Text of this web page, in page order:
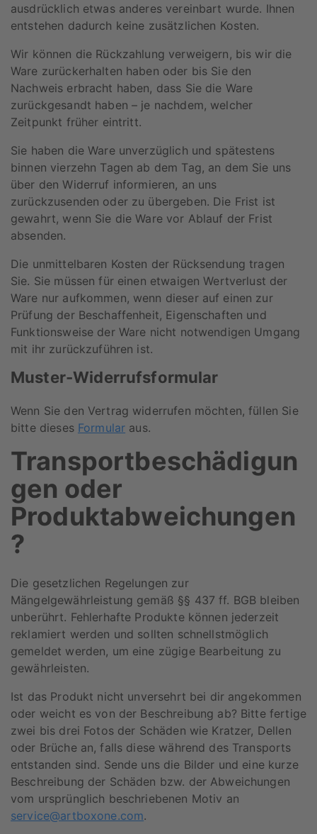
ausdrücklich etwas anderes vereinbart wurde. Ihnen
entstehen dadurch keine zusätzlichen Kosten.
Wir können die Rückzahlung verweigern, bis wir die
Ware zurückerhalten haben oder bis Sie den
Nachweis erbracht haben, dass Sie die Ware
zurückgesandt haben – je nachdem, welcher
Zeitpunkt früher eintritt.
Sie haben die Ware unverzüglich und spätestens
binnen vierzehn Tagen ab dem Tag, an dem Sie uns
über den Widerruf informieren, an uns
zurückzusenden oder zu übergeben. Die Frist ist
gewahrt, wenn Sie die Ware vor Ablauf der Frist
absenden.
Die unmittelbaren Kosten der Rücksendung tragen
Sie. Sie müssen für einen etwaigen Wertverlust der
Ware nur aufkommen, wenn dieser auf einen zur
Prüfung der Beschaffenheit, Eigenschaften und
Funktionsweise der Ware nicht notwendigen Umgang
mit ihr zurückzuführen ist.
Muster-Widerrufsformular
Wenn Sie den Vertrag widerrufen möchten, füllen Sie
bitte dieses Formular aus.
Transportbeschädigun
gen oder
Produktabweichungen
?
Die gesetzlichen Regelungen zur
Mängelgewährleistung gemäß §§ 437 ff. BGB bleiben
unberührt. Fehlerhafte Produkte können jederzeit
reklamiert werden und sollten schnellstmöglich
gemeldet werden, um eine zügige Bearbeitung zu
gewährleisten.
Ist das Produkt nicht unversehrt bei dir angekommen
oder weicht es von der Beschreibung ab? Bitte fertige
zwei bis drei Fotos der Schäden wie Kratzer, Dellen
oder Brüche an, falls diese während des Transports
entstanden sind. Sende uns die Bilder und eine kurze
Beschreibung der Schäden bzw. der Abweichungen
vom ursprünglich beschriebenen Motiv an
service@artboxone.com.